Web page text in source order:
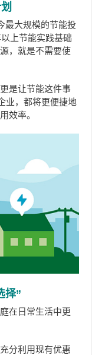
最大规模的节能投
上节能实践基础
，就是不需要使
是让节能这件事
业，都将更便捷地
效率。
择”
在日常生活中更
分利用现有优惠